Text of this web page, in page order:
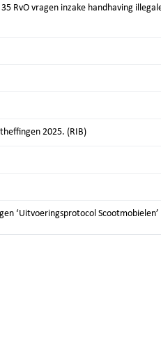
RvO vragen inzake handhaving
2025. (RIB)
‘Uitvoeringsprotocol Scootmobielen’